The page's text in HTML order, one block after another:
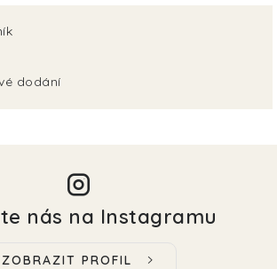
dodání
nás na Instagramu
ZOBRAZIT PROFIL